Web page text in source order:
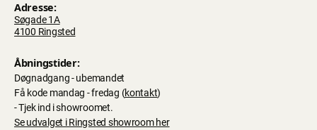
Adresse:
Søgade 1A
4100 Ringsted
Åbningstider:
Døgnadgang - ubemandet
Få kode mandag - fredag (kontakt)
- Tjek ind i showroomet.
Se udvalget i Ringsted showroom her